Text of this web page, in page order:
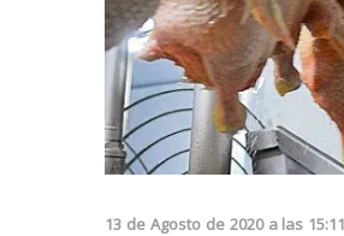
13 de Agosto de 2020 a las 15:11